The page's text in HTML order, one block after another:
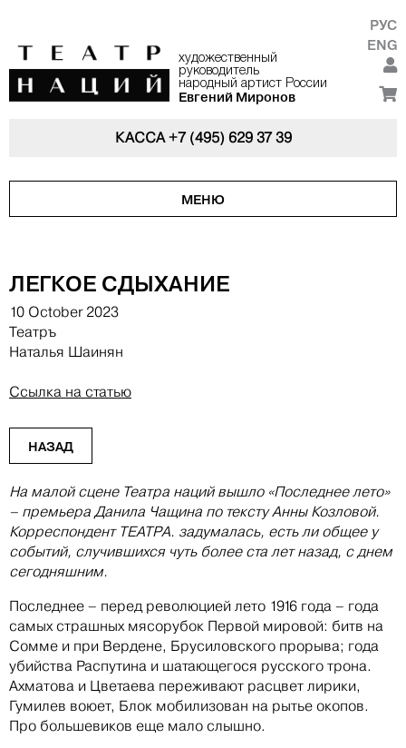
художественный
руководитель
народный артист России
Евгений Миронов
РУС
ENG
КАССА+7 (495) 629 37 39
МЕНЮ
ЛЕГКОЕ СДЫХАНИЕ
10 October 2023
Театръ
Наталья Шаинян
Ссылка на статью
НАЗАД
На малой сцене Театра наций вышло «Последнее лето»
– премьера Данила Чащина по тексту Анны Козловой.
Корреспондент ТЕАТРА. задумалась, есть ли общее у
событий, случившихся чуть более ста лет назад, с днем
сегодняшним.
Последнее – перед революцией лето 1916 года – года
самых страшных мясорубок Первой мировой: битв на
Сомме и при Вердене, Брусиловского прорыва; года
убийства Распутина и шатающегося русского трона.
Ахматова и Цветаева переживают расцвет лирики,
Гумилев воюет, Блок мобилизован на рытье окопов.
Про большевиков еще мало слышно.